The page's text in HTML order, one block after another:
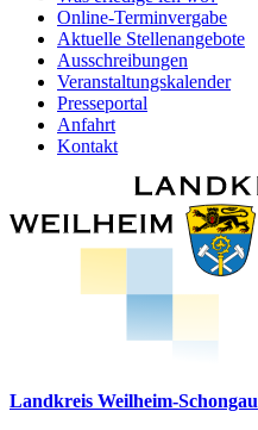
Online-Terminvergabe
Aktuelle Stellenangebote
Ausschreibungen
Veranstaltungskalender
Presseportal
Anfahrt
Kontakt
Landkreis Weilheim-Schongau